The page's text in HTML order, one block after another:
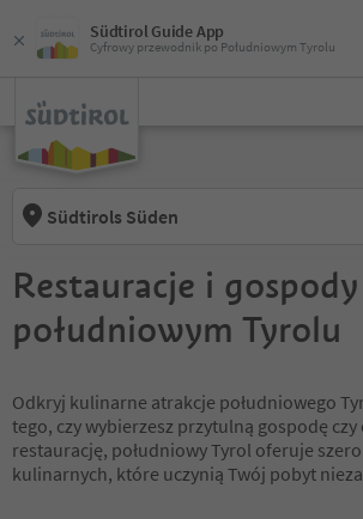
Südtirol Guide App
Cyfrowy przewodnik po Południowym Tyrolu
Südtirols Süden
Restauracje i
południowym Tyrolu
Odkryj kulinarne atrakcje południowego
tego, czy wybierzesz przytulną gospodę czy
restaurację, południowy Tyrol oferuje
kulinarnych, które uczynią Twój pobyt